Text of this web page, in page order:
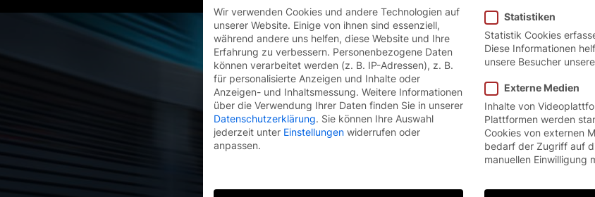
Wir verwenden Cookies und andere Technologien auf
unserer Website. Einige von ihnen sind essenziell,
während andere uns helfen, diese Website und Ihre
Erfahrung zu verbessern. Personenbezogene Daten
können verarbeitet werden (z. B. IP-Adressen), z. B.
für personalisierte Anzeigen und Inhalte oder
Anzeigen- und Inhaltsmessung. Weitere Informationen
über die Verwendung Ihrer Daten finden Sie in unserer
Datenschutzerklärung. Sie können Ihre Auswahl
jederzeit unter Einstellungen widerrufen oder
anpassen.
Statistiken
Statistik Cookies
Diese Informationen
unsere Besucher
Externe Medien
Inhalte von
Plattformen werden
Cookies von externen
bedarf der Zugriff auf
manuellen Einwilligung